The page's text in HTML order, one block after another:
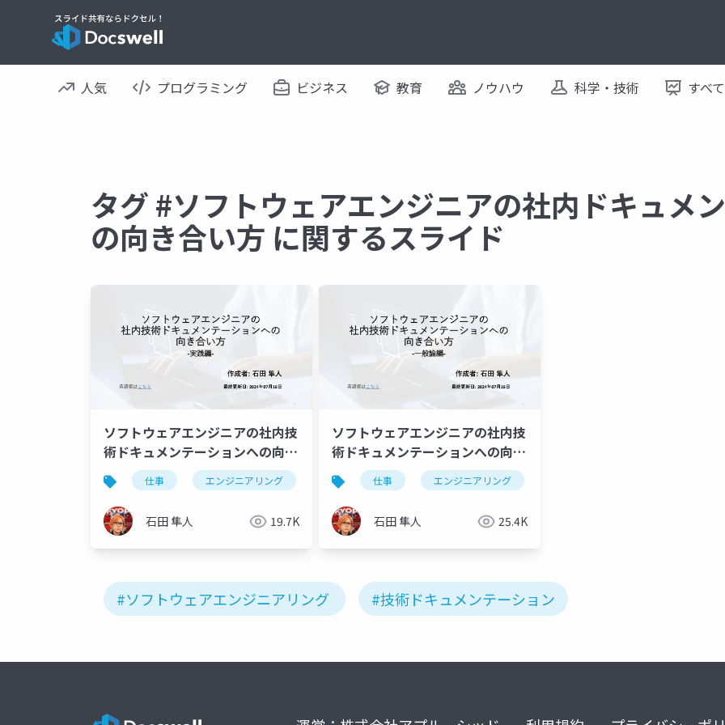
人気 プログラミング ビジネス 教育 ノウハウ 科学・技術 すべ
タグ #ソフトウェアエンジニアの社内ドキュメ
の向き合い方 に関するスライド
ソフトウェアエンジニアの社内技
術ドキュメンテーションへの向き
合い方 -実践編-
仕事 エンジニアリング ドキュメンテーション ソフトウェアエンジニアの社内ドキュメンテーションへの向
石田 隼人 19.7K
ソフトウェアエンジニアの社内技
術ドキュメンテーションへの向き
合い方 -一般論編-
仕事 エンジニアリング
石田 隼人 25.4K
#ソフトウェアエンジニアリング #技術ドキュメンテーション